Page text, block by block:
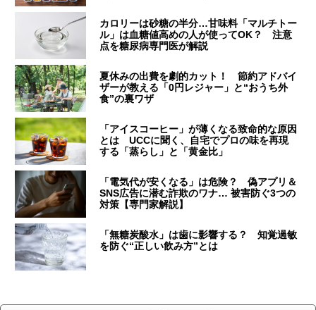
カロリーは砂糖の半分…甘味料「マルチトー
ル」は血糖値高めの人が使ってOK？ 注意
点を糖尿病専門医が解説
夏休みの出費を劇的カット！ 節約アドバイ
ザーが教える「0円レジャー」と“おうち外
食”の裏ワザ
「アイスコーヒー」が薄くなる致命的な原因
とは UCCに聞く、自宅でプロの味を再現
する「蒸らし」と「黄金比」
「電気代が安くなる」は危険？ 偽アプリ＆
SNS広告に潜む詐欺のワナ… 被害防ぐ3つの
対策【専門家解説】
「無糖炭酸水」は歯に影響する？ 知覚過敏
を防ぐ“正しい飲み方”とは